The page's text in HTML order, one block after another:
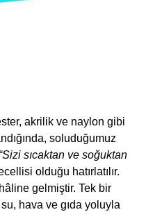
akrilik ve naylon gibi
soluduğumuz
“Sizi sıcaktan ve soğuktan
olduğu hatırlatılır.
gelmiştir. Tek bir
hava ve gıda yoluyla